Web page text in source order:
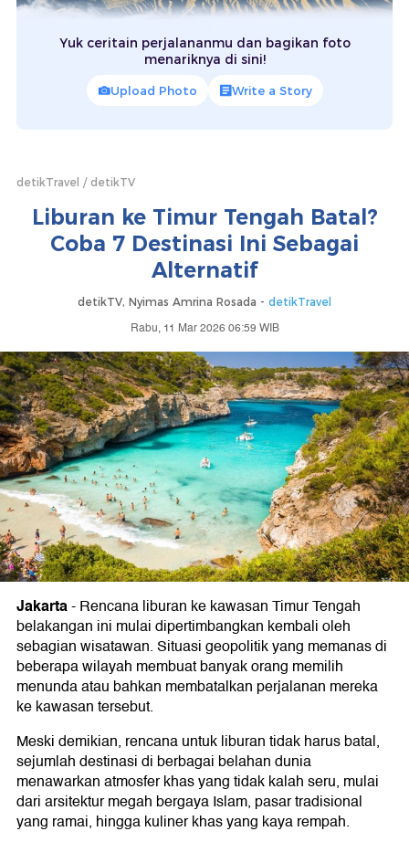
Yuk ceritain perjalananmu dan bagikan foto
menariknya di sini!
Upload Photo Write a Story
detikTravel detikTV
Liburan ke Timur Tengah Batal?
Coba 7 Destinasi Ini Sebagai
Alternatif
detikTV, Nyimas Amrina Rosada - detikTravel
Rabu, 11 Mar 2026 06:59 WIB
Jakarta-Rencana liburan ke kawasan Timur Tengah
belakangan ini mulai dipertimbangkan kembali oleh
sebagian wisatawan. Situasi geopolitik yang memanas di
beberapa wilayah membuat banyak orang memilih
menunda atau bahkan membatalkan perjalanan mereka
ke kawasan tersebut.
Meski demikian, rencana untuk liburan tidak harus batal,
sejumlah destinasi di berbagai belahan dunia
menawarkan atmosfer khas yang tidak kalah seru, mulai
dari arsitektur megah bergaya Islam, pasar tradisional
yang ramai, hingga kuliner khas yang kaya rempah.